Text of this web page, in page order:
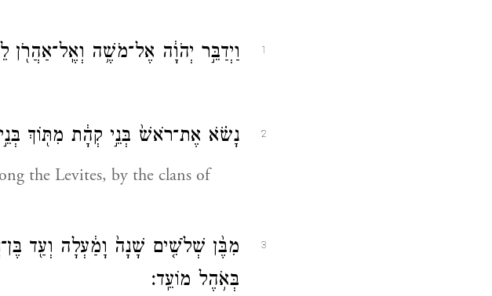
1 וַיְדַבֵּ֣ר יְהֹוָ֔ה אֶל־מֹשֶׁ֥ה וְאֶֽל־אַהֲרֹ֖ן
2 נָשֹׂ֗א אֶת־רֹאשׁ֙ בְּנֵ֣י קְהָ֔ת מִתּ֖וֹךְ
the Levites, by the clans of
3
מִבֶּ֨ן שְׁלֹשִׁ֤ים שָׁנָה֙ וָמַ֔עְלָה וְעַ֖ד
בְּאֹ֥הֶל מוֹעֵֽד׃